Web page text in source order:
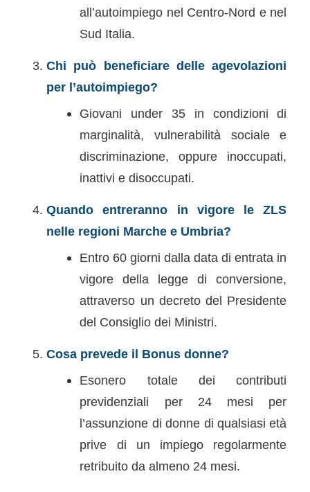
all’autoimpiego nel Centro-Nord e nel
Sud Italia.
Chi può beneficiare delle agevolazioni
per l’autoimpiego?
Giovani under 35 in condizioni di
marginalità, vulnerabilità sociale e
discriminazione, oppure inoccupati,
inattivi e disoccupati.
Quando entreranno in vigore le ZLS
nelle regioni Marche e Umbria?
Entro 60 giorni dalla data di entrata in
vigore della legge di conversione,
attraverso un decreto del Presidente
del Consiglio dei Ministri.
Cosa prevede il Bonus donne?
Esonero totale dei contributi
previdenziali per 24 mesi per
l’assunzione di donne di qualsiasi età
prive di un impiego regolarmente
retribuito da almeno 24 mesi.